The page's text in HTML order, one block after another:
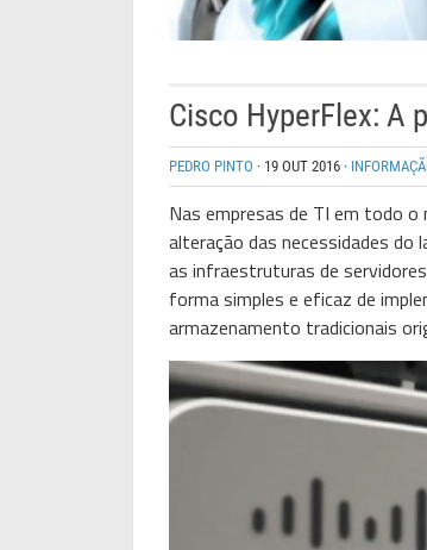
Cisco HyperFlex: A
PEDRO PINTO · 19 OUT 2016 ·
Nas empresas de TI em todo o
alteração das necessidades do
as infraestruturas de
forma simples e eficaz de
armazenamento tradicionais